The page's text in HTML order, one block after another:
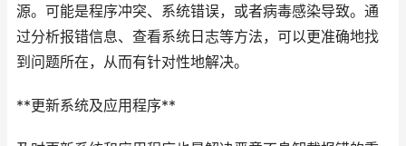
源。可能是程序冲突、系统错误，或者病毒感染导致。通
过分析报错信息、查看系统日志等方法，可以更准确地找
到问题所在，从而有针对性地解决。
**更新系统及应用程序**